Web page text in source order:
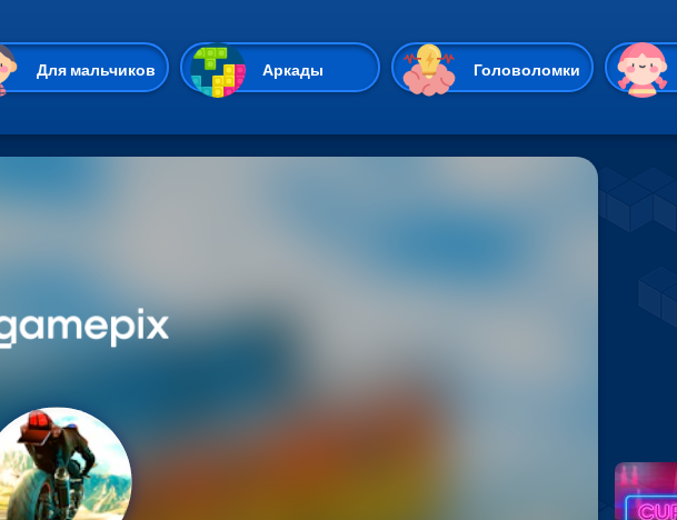
Для мальчиков Аркады Головоломки
Казуальные Веселые 3D
Симуляторы